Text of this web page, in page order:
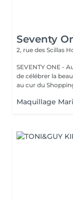
Seventy
2, rue des Scillas
SEVENTY ONE -
de célébrer la
au cur du
Maquillage